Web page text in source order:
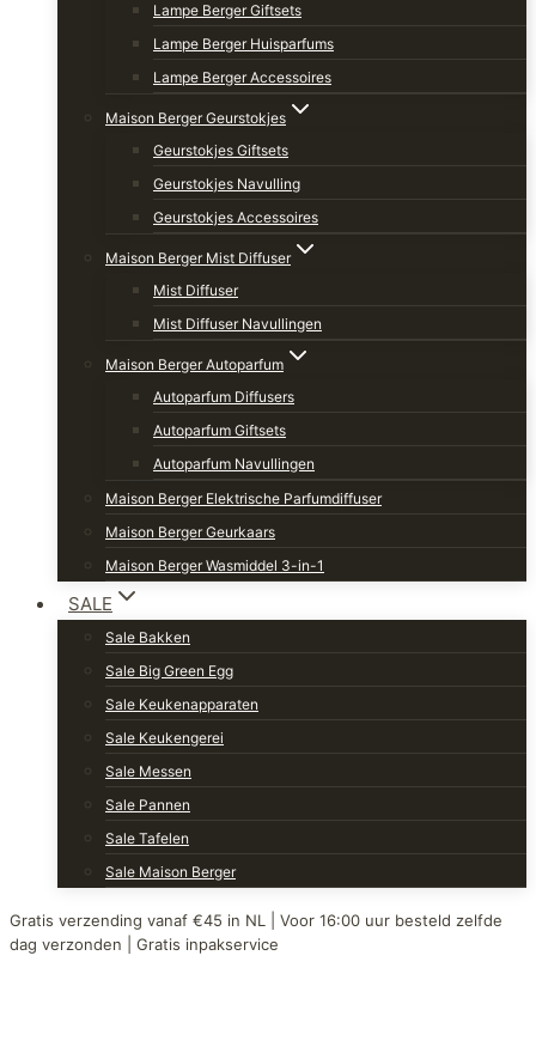
Lampe Berger Giftsets
Lampe Berger Huisparfums
Lampe Berger Accessoires
Maison Berger Geurstokjes
Geurstokjes Giftsets
Geurstokjes Navulling
Geurstokjes Accessoires
Maison Berger Mist Diffuser
Mist Diffuser
Mist Diffuser Navullingen
Maison Berger Autoparfum
Autoparfum Diffusers
Autoparfum Giftsets
Autoparfum Navullingen
Maison Berger Elektrische Parfumdiffuser
Maison Berger Geurkaars
Maison Berger Wasmiddel 3-in-1
SALE
Sale Bakken
Sale Big Green Egg
Sale Keukenapparaten
Sale Keukengerei
Sale Messen
Sale Pannen
Sale Tafelen
Sale Maison Berger
Gratis verzending vanaf €45 in NL | Voor 16:00 uur besteld zelfde
dag verzonden | Gratis inpakservice